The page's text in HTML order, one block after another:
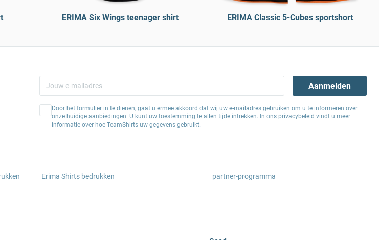
ERIMA Six Wings teenager shirt ERIMA Classic 5-Cubes sportshort
Aanmelden
Door het formulier in te dienen, gaat u ermee akkoord dat wij uw e-mailadres gebruiken om u te informeren over
onze huidige aanbiedingen. U kunt uw toestemming te allen tijde intrekken. In ons privacybeleid vindt u meer
informatie over hoe TeamShirts uw gegevens gebruikt.
Erima Shirts bedrukken partner-programma